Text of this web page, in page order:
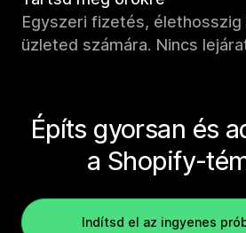
Egyszeri fizetés,
üzleted számára. Nincs
Építs gyorsan és
a Shopify-
Indítsd el az ingyenes